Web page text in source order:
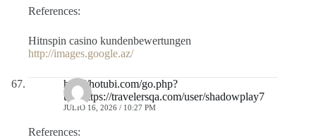
References:
Hitnspin casino kundenbewertungen
http://images.google.az/
http://hotubi.com/go.php?
url=https://travelersqa.com/user/shadowplay7
JULIO 16, 2026 / 10:27 PM
References: